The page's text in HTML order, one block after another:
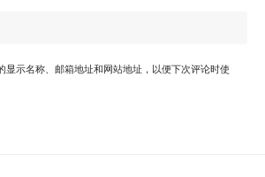
显示名称、邮箱地址和网站地址，以便下次评论时使